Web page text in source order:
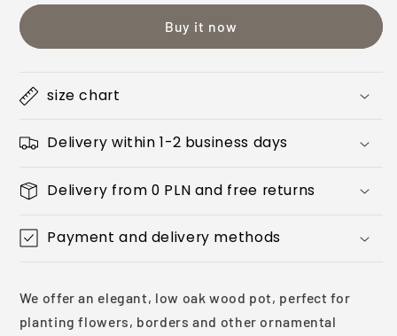
Buy it now
size chart
Delivery within 1-2 business days
Delivery from 0 PLN and free returns
Payment and delivery methods
We offer an elegant, low oak wood pot, perfect for
planting flowers, borders and other ornamental